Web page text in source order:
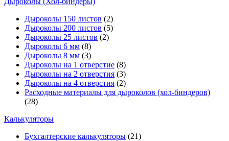
Дыроколы 150 листов (2)
Дыроколы 200 листов (5)
Дыроколы 25 листов (2)
Дыроколы 6 мм (8)
Дыроколы 8 мм (3)
Дыроколы на 1 отверстие (8)
Дыроколы на 2 отверстия (3)
Дыроколы на 4 отверстия (2)
Расходные материалы для дыроколов (хол-биндеров)
(28)
Калькуляторы
Бухгалтерские калькуляторы (21)